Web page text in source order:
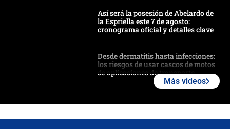
Así será la posesión de Abelardo de
la Espriella este 7 de agosto:
cronograma oficial y detalles clave
Desde dermatitis hasta infecciones:
los riesgos de usar cascos de motos
de aplicaciones de transporte
Más videos